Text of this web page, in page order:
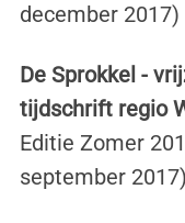
december 2017)
De Sprokkel -
tijdschrift regio
Editie Zomer
september 2017)